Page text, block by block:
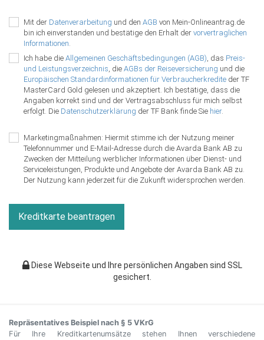
Repräsentatives Beispiel nach § 5 VKrG
Für Ihre Kreditkartenumsätze stehen Ihnen verschiedene